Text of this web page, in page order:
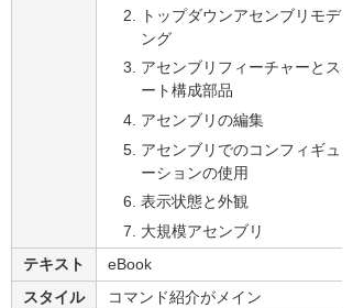
トップダウンアセンブリモデリ
ング
アセンブリフィーチャーとスマ
ート構成部品
アセンブリの編集
アセンブリでのコンフィギュレ
ーションの使用
表示状態と外観
大規模アセンブリ
テキスト
eBook
スタイル
コマンド紹介がメイン